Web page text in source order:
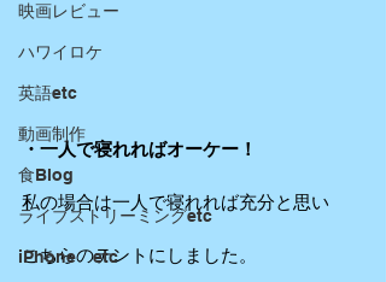
映画レビュー
ハワイロケ
英語etc
動画制作
食Blog
ライブストリーミングetc
iPhone etc
・一人で寝れればオーケー！
私の場合は一人で寝れれば充分と思い
こちらのテントにしました。